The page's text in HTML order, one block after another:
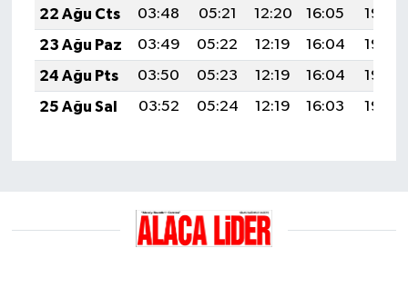
22 Ağu Cts
03:48 05:21 12:20 16:05
19:08
23 Ağu Paz
03:49 05:22 12:19 16:04
19:06
24 Ağu Pts
03:50 05:23 12:19 16:04
19:05
25 Ağu Sal
03:52 05:24 12:19 16:03 19:03